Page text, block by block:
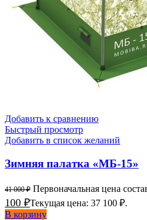
Добавить к сравнению
Быстрый просмотр
Добавить в список желаний
Зимняя палатка «МБ-15»
41 000₽ Первоначальная цена
100 ₽Текущая цена: 37 100 ₽.
В корзину